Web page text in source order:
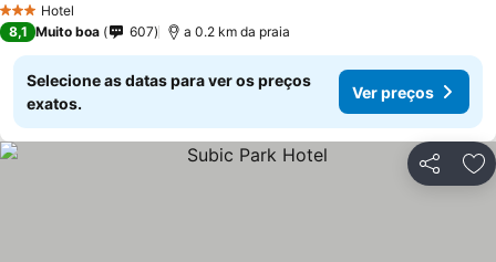
3 EstrelasHotel
8,1 Muito boa 607 a 0.2 km da praia
Selecione as datas para ver os preços
exatos.
Ver preços
Partilhar